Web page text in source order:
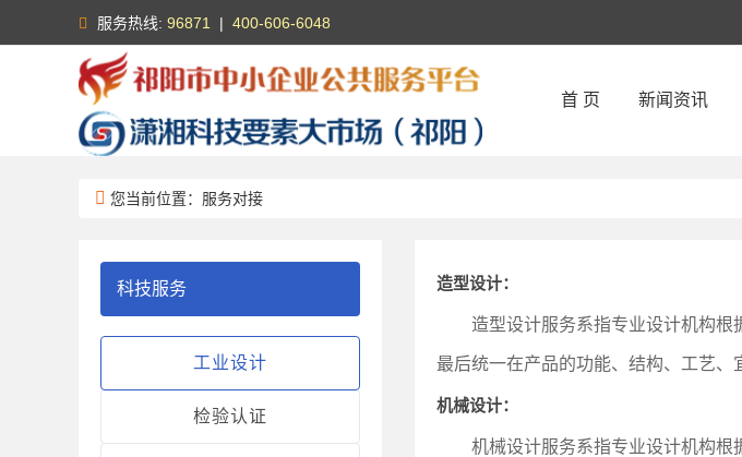
服务热线: 96871 | 400-606-6048
首 页 新闻资讯
您当前位置：服务对接
科技服务
工业设计
检验认证
造型设计：
造型设计服务系指专业设计机构
最后统一在产品的功能、结构、工艺、
机械设计：
机械设计服务系指专业设计机构